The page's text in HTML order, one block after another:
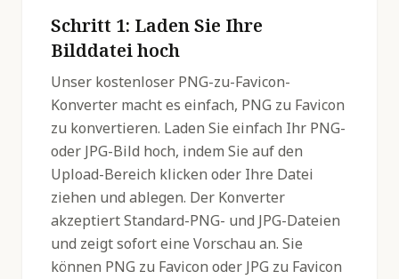
Schritt 1: Laden Sie Ihre
Bilddatei hoch
Unser kostenloser PNG-zu-Favicon-
Konverter macht es einfach, PNG zu Favicon
zu konvertieren. Laden Sie einfach Ihr PNG-
oder JPG-Bild hoch, indem Sie auf den
Upload-Bereich klicken oder Ihre Datei
ziehen und ablegen. Der Konverter
akzeptiert Standard-PNG- und JPG-Dateien
und zeigt sofort eine Vorschau an. Sie
können PNG zu Favicon oder JPG zu Favicon